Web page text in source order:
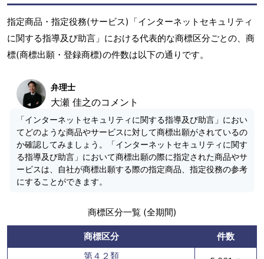
指定商品・指定役務(サービス)「インターネットセキュリティ
に関する指導及び助言」における代表的な商標区分ごとの、商
標(商標出願・登録商標)の件数は以下の通りです。
弁理士
大瀬 佳之のコメント
「インターネットセキュリティに関する指導及び助言」におい
てどのような商品やサービスに対して商標出願がされているの
か確認してみましょう。「インターネットセキュリティに関す
る指導及び助言」において商標出願の際に指定された商品やサ
ービスは、自社が商標出願する際の指定商品、指定役務の参考
にすることができます。
商標区分一覧 (全期間)
商標区分
件数
第４２類